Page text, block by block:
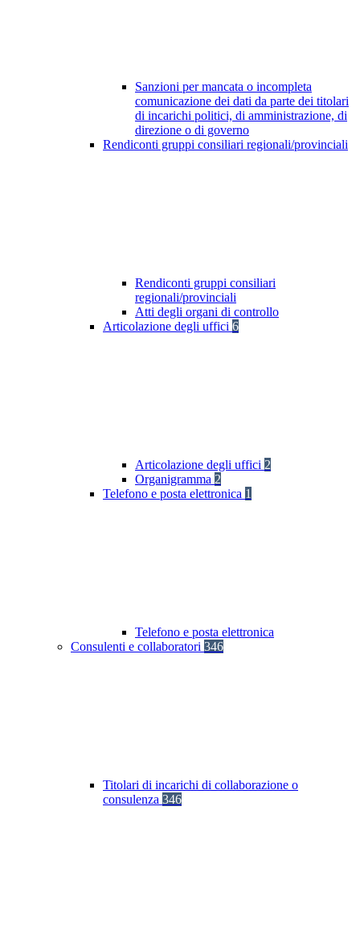
Sanzioni per mancata o incompleta
comunicazione dei dati da parte dei titolari
di incarichi politici, di amministrazione, di
direzione o di governo
Rendiconti gruppi consiliari regionali/provinciali
Rendiconti gruppi consiliari
regionali/provinciali
Atti degli organi di controllo
Articolazione degli uffici 6
Articolazione degli uffici 2
Organigramma 2
Telefono e posta elettronica 1
Telefono e posta elettronica
Consulenti e collaboratori 346
Titolari di incarichi di collaborazione o
consulenza 346